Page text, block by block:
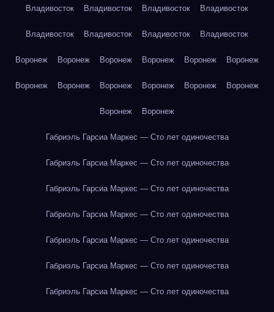
Владивосток Владивосток Владивосток Владивосток
Владивосток Владивосток Владивосток Владивосток
Воронеж Воронеж Воронеж Воронеж Воронеж Воронеж
Воронеж Воронеж Воронеж Воронеж Воронеж Воронеж
Воронеж Воронеж
Габриэль Гарсиа Маркес — Сто лет одиночества
Габриэль Гарсиа Маркес — Сто лет одиночества
Габриэль Гарсиа Маркес — Сто лет одиночества
Габриэль Гарсиа Маркес — Сто лет одиночества
Габриэль Гарсиа Маркес — Сто лет одиночества
Габриэль Гарсиа Маркес — Сто лет одиночества
Габриэль Гарсиа Маркес — Сто лет одиночества